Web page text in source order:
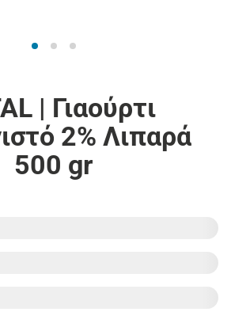
| Γιαούρτι
2% Λιπαρά
500 gr